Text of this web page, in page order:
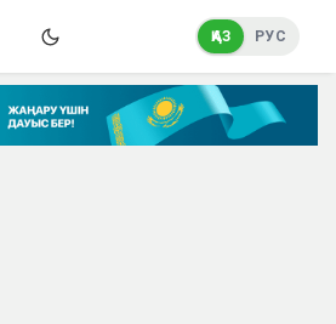
ҚАЗ РУС